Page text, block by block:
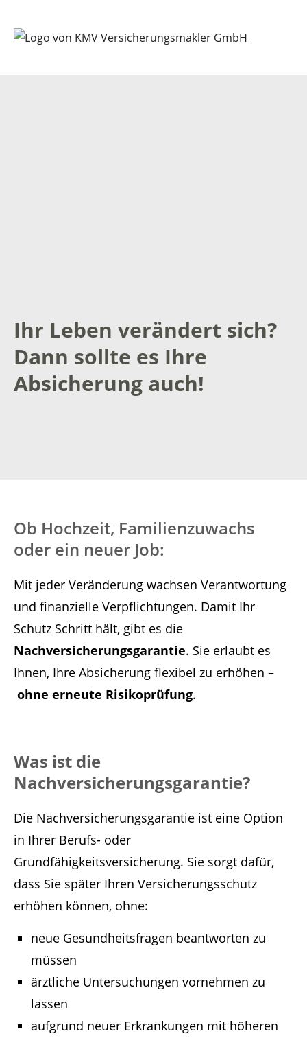
Ihr Leben verändert sich?
Dann sollte es Ihre
Absicherung auch!
Ob Hochzeit, Familienzuwachs
oder ein neuer Job:
Mit jeder Veränderung wachsen Verantwortung
und finanzielle Verpflichtungen. Damit Ihr
Schutz Schritt hält, gibt es die
Nachversicherungsgarantie. Sie erlaubt es
Ihnen, Ihre Absicherung flexibel zu erhöhen –
ohne erneute Risikoprüfung.
Was ist die
Nachversicherungsgarantie?
Die Nachversicherungsgarantie ist eine Option
in Ihrer Berufs- oder
Grundfähigkeitsversicherung. Sie sorgt dafür,
dass Sie später Ihren Versicherungsschutz
erhöhen können, ohne:
neue Gesundheitsfragen beantworten zu
müssen
ärztliche Untersuchungen vornehmen zu
lassen
aufgrund neuer Erkrankungen mit höheren